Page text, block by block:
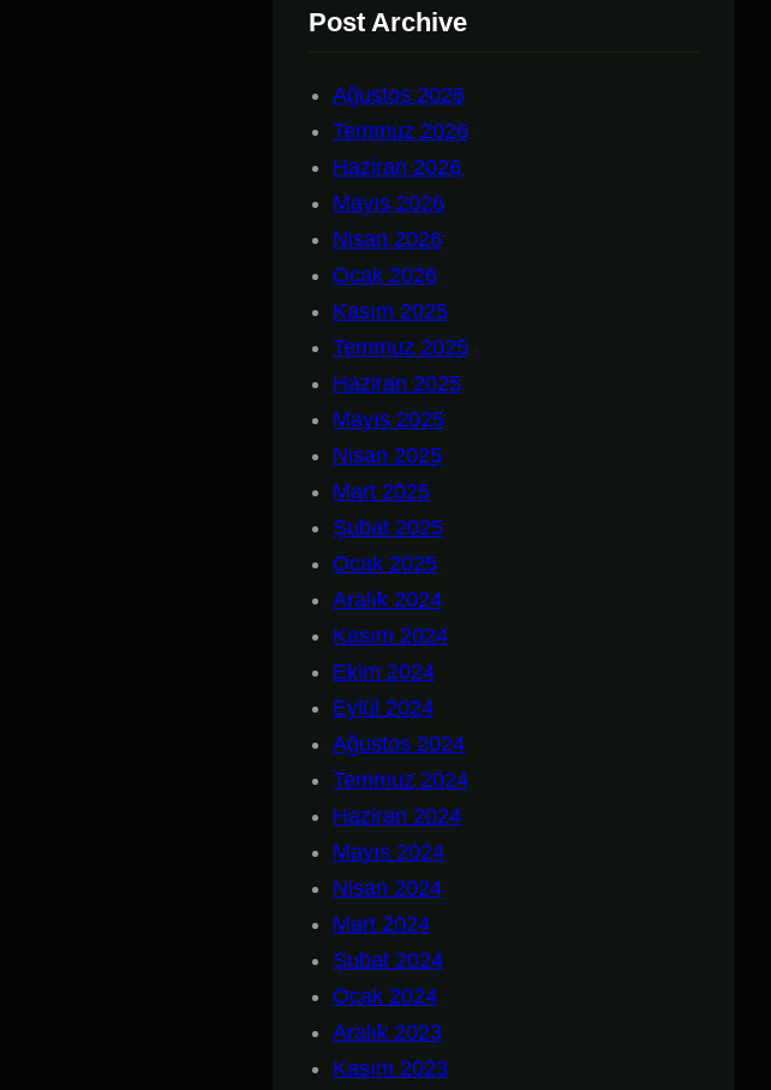
Post Archive
Ağustos 2026
Temmuz 2026
Haziran 2026
Mayıs 2026
Nisan 2026
Ocak 2026
Kasım 2025
Temmuz 2025
Haziran 2025
Mayıs 2025
Nisan 2025
Mart 2025
Şubat 2025
Ocak 2025
Aralık 2024
Kasım 2024
Ekim 2024
Eylül 2024
Ağustos 2024
Temmuz 2024
Haziran 2024
Mayıs 2024
Nisan 2024
Mart 2024
Şubat 2024
Ocak 2024
Aralık 2023
Kasım 2023